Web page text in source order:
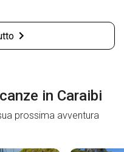
in Caraibi
prossima avventura